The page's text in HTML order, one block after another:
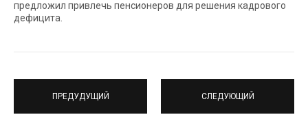
предложил привлечь пенсионеров для решения кадрового
дефицита.
ПРЕДУДУЩИЙ СЛЕДУЮЩИЙ